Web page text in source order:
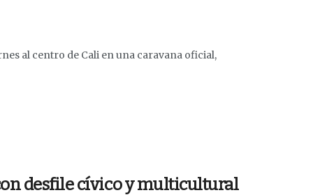
al centro de Cali en una caravana oficial,
desfile cívico y multicultural